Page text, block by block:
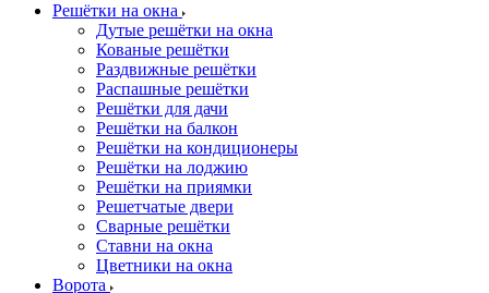
Решётки на окна
Дутые решётки на окна
Кованые решётки
Раздвижные решётки
Распашные решётки
Решётки для дачи
Решётки на балкон
Решётки на кондиционеры
Решётки на лоджию
Решётки на приямки
Решетчатые двери
Сварные решётки
Ставни на окна
Цветники на окна
Ворота